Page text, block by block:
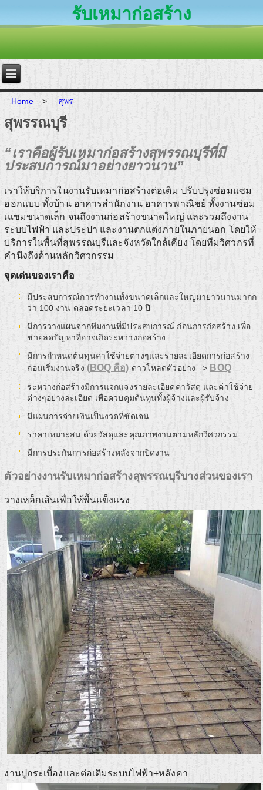
รับเหมาก่อสร้าง
Home > สุพร
สุพรรณบุรี
“เราคือผู้รับเหมาก่อสร้างสุพรรณบุรีที่มี
ประสบการณ์มาอย่างยาวนาน”
เราให้บริการในงานรับเหมาก่อสร้างต่อเติม ปรับปรุงซ่อมแซม
ออกแบบ ทั้งบ้าน อาคารสำนักงาน อาคารพาณิชย์ ทั้งงานซ่อม
เแซมขนาดเล็ก จนถึงงานก่อสร้างขนาดใหญ่ และรวมถึงงาน
ระบบไฟฟ้า และประปา และงานตกแต่งภายในภายนอก โดยให้
บริการในพื้นที่สุพรรณบุรีและจังหวัดใกล้เคียง โดยทีมวิศวกรที่
คำนึงถึงด้านหลักวิศวกรรม
จุดเด่นของเราคือ
มีประสบการณ์การทำงานทั้งขนาดเล็กและใหญ่มายาวนานมากก
ว่า 100 งาน ตลอดระยะเวลา 10 ปี
มีการวางแผนจากทีมงานที่มีประสบการณ์ ก่อนการก่อสร้าง เพื่อ
ช่วยลดปัญหาที่อาจเกิดระหว่างก่อสร้าง
มีการกำหนดต้นทุนค่าใช้จ่ายต่างๆและรายละเอียดการก่อสร้าง
ก่อนเริ่มงานจริง (BOQ คือ) ดาวโหลดตัวอย่าง –> BOQ
ระหว่างก่อสร้างมีการแจกแจงรายละเอียดค่าวัสดุ และค่าใช้จ่าย
ต่างๆอย่างละเอียด เพื่อควบคุมต้นทุนทั้งผู้จ้างและผู้รับจ้าง
มีแผนการจ่ายเงินเป็นงวดที่ชัดเจน
ราคาเหมาะสม ด้วยวัสดุและคุณภาพงานตามหลักวิศวกรรม
มีการประกันการก่อสร้างหลังจากปิดงาน
ตัวอย่างงานรับเหมาก่อสร้างสุพรรณบุรีบางส่วนของเรา
วางเหล็กเส้นเพื่อให้พื้นแข็งแรง
งานปูกระเบื้องและต่อเติมระบบไฟฟ้า+หลังคา